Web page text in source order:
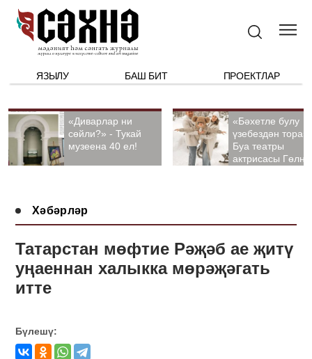
ЯЗЫЛУ БАШ БИТ ПРОЕКТЛАР
«Диварлар ни
сөйли?» - Тукай
музеена 40 ел!
«Бәхетле булу
үзебездән тора».
Буа театры
актрисасы
Хәбәрләр
Татарстан мөфтие Рәҗәб ае җитү
уңаеннан халыкка мөрәҗәгать
итте
Бүлешү: